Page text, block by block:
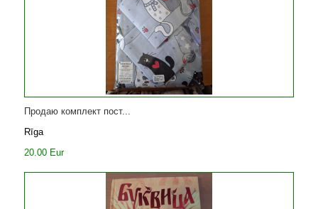
Продаю комплект пост...
Rīga
20.00 Eur